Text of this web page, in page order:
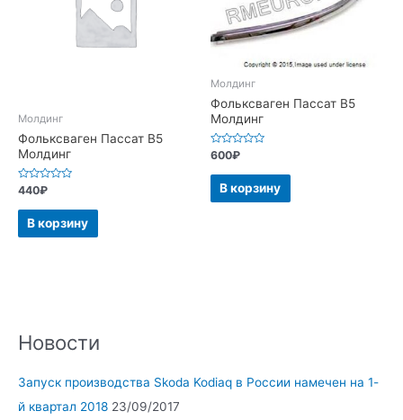
Новости
Запуск производства Skoda Kodiaq в России намечен на 1-
й квартал 2018 23/09/2017
Молдинг
Фольксваген Пассат В5
Молдинг
Оценка
0
из
440₽
В корзину
Молдинг
Фольксваген Пассат В5
Молдинг
Оценка
из
600₽
В корзину